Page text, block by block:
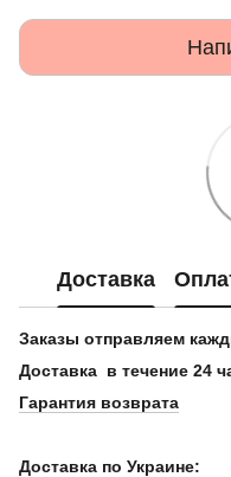
Доставка
Заказы отправляем
Доставка в течение 24
Гарантия возврата
Доставка по Украине: